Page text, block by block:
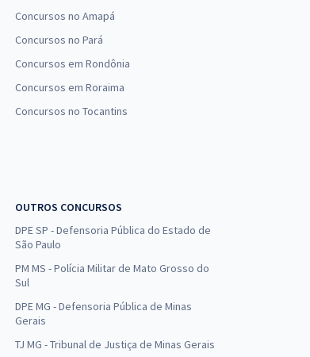
Concursos no Amapá
Concursos no Pará
Concursos em Rondônia
Concursos em Roraima
Concursos no Tocantins
OUTROS CONCURSOS
DPE SP - Defensoria Pública do Estado de
São Paulo
PM MS - Polícia Militar de Mato Grosso do
Sul
DPE MG - Defensoria Pública de Minas
Gerais
TJ MG - Tribunal de Justiça de Minas Gerais